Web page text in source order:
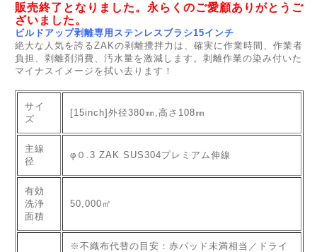
販売終了となりました。永らくのご愛顧ありがとうご
ざいました。
ビルドアップ剥離専用ステンレスブラシ15インチ
絶大な人気を誇るZAKの剥離攪拌力は、確実に作業時間、作業者
負担、剥離剤消費、汚水量を激減します。剥離作業の染み付いた
マイナスイメージを拭い去ります！
サイ
ズ
[15inch]外径380㎜,高さ108㎜
主線
径
φ０.3 ZAK SUS304プレミアム伸線
有効
洗浄
面積
50,000㎡
※不織布代替の目安：赤パッド未満相当／ドライ